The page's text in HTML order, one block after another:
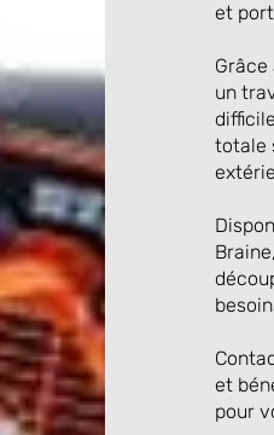
et
Grâce
un
totale
et
pour